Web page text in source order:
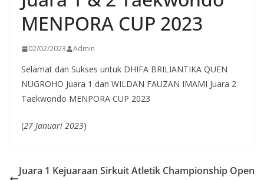
MENPORA CUP 2023
02/02/2023 Admin
Selamat dan Sukses untuk DHIFA BRILIANTIKA QUEN
NUGROHO Juara 1 dan WILDAN FAUZAN IMAMI Juara 2
Taekwondo MENPORA CUP 2023
(27 Januari 2023)
Juara 1 Kejuaraan Sirkuit Atletik Championship Open